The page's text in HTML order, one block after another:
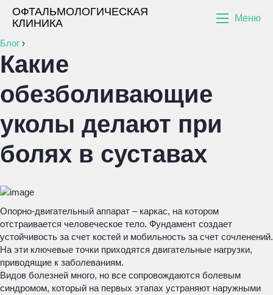
ОФТАЛЬМОЛОГИЧЕСКАЯ
КЛИНИКА
Меню
Блог ›
Какие
обезболивающие
уколы делают при
болях в суставах
Опорно-двигательный аппарат – каркас, на котором
отстраивается человеческое тело. Фундамент создает
устойчивость за счет костей и мобильность за счет сочленений.
На эти ключевые точки приходятся двигательные нагрузки,
приводящие к заболеваниям.
Видов болезней много, но все сопровождаются болевым
синдромом, который на первых этапах устраняют наружными